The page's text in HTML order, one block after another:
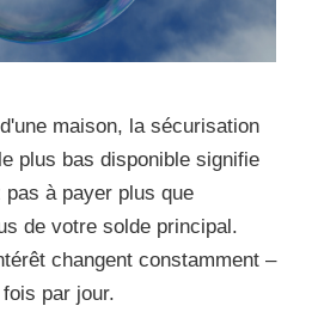
maison, la sécurisation
plus bas disponible signifie
à payer plus que
de votre solde principal.
changent constamment –
par jour.